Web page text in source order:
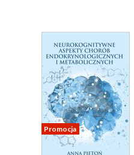
Promocja